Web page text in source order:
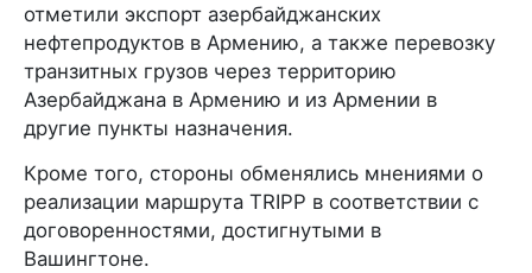
отметили экспорт азербайджанских
нефтепродуктов в Армению, а также перевозку
транзитных грузов через территорию
Азербайджана в Армению и из Армении в
другие пункты назначения.
Кроме того, стороны обменялись мнениями о
реализации маршрута TRIPP в соответствии с
договоренностями, достигнутыми в
Вашингтоне.